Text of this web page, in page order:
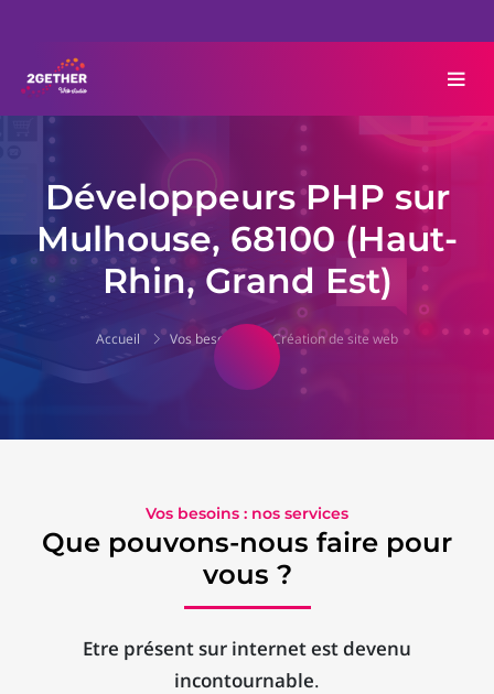
Développeurs PHP sur
Mulhouse, 68100 (Haut-
Rhin, Grand Est)
Accueil Vos besoins Création de site web
Vos besoins : nos services
Que pouvons-nous faire pour
vous ?
Etre présent sur internet est devenu
incontournable.